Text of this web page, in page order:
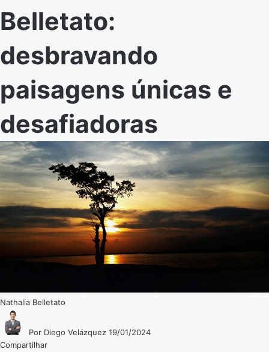
Belletato:
desbravando
paisagens únicas e
desafiadoras
Nathalia Belletato
Por Diego Velázquez 19/01/2024
Compartilhar